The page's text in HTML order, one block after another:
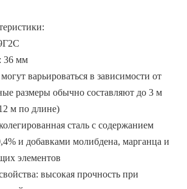
36 мм
варьироваться в зависимости от
размеры обычно составляют до 3 м
м по длине)
сталь с содержанием
и добавками молибдена, марганца и
элементов
высокая прочность при